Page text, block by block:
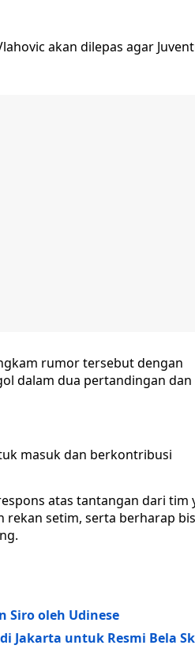
akan dilepas agar
rumor tersebut dengan
dalam dua pertandingan dan
masuk dan berkontribusi
atas tantangan dari tim
rekan setim, serta berharap
Siro oleh Udinese
Jakarta untuk Resmi Bela